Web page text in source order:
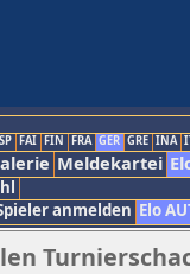
FAI FIN FRA GER GRE INA
Meldekartei
anmelden Elo